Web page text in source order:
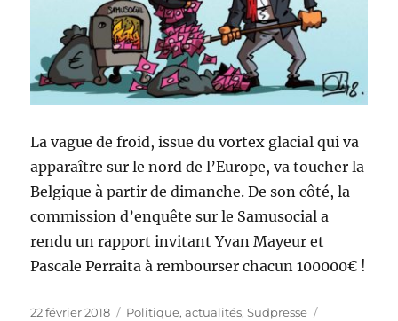
La vague de froid, issue du vortex glacial qui va
apparaître sur le nord de l’Europe, va toucher la
Belgique à partir de dimanche. De son côté, la
commission d’enquête sur le Samusocial a
rendu un rapport invitant Yvan Mayeur et
Pascale Perraita à rembourser chacun 100000€ !
Publié
22 février 2018 Catégories
Politique, actualités,Sudpresse